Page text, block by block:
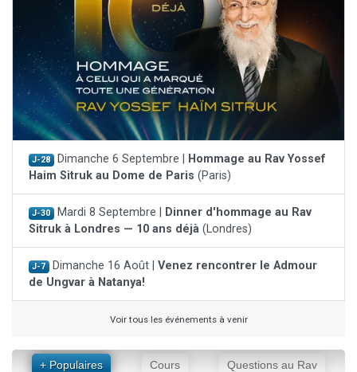
J-28 Dimanche 6 Septembre |
Hommage au Rav Yossef
Haim Sitruk au Dome de Paris (Paris)
J-30 Mardi 8 Septembre |
Dinner d'hommage au Rav
Sitruk à Londres — 10 ans déjà (Londres)
J-7 Dimanche 16 Août | Venez rencontrer le Admour
de Ungvar à Natanya!
Voir tous les événements à venir
+ Populaires Cours Questions au Rav